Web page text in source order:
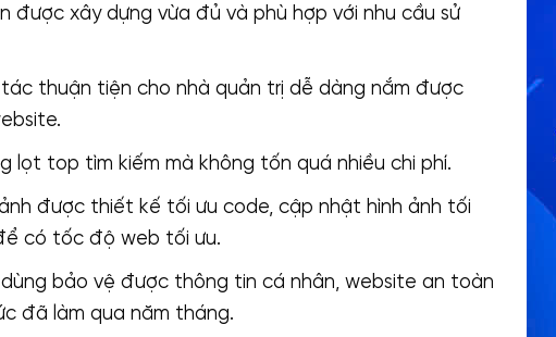
được xây dựng vừa đủ và phù hợp với nhu cầu sử
thuận tiện cho nhà quản trị dễ dàng nắm được
lọt top tìm kiếm mà không tốn quá nhiều chi phí.
được thiết kế tối ưu code, cập nhật hình ảnh tối
có tốc độ web tối ưu.
bảo vệ được thông tin cá nhân, website an toàn
đã làm qua năm tháng.